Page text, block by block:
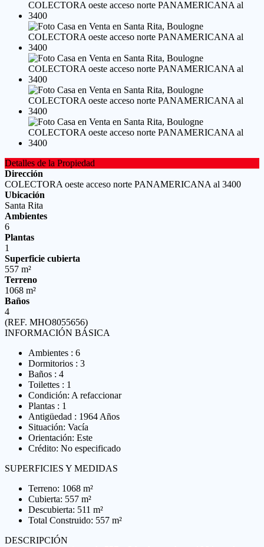
Detalles de la Propiedad
Dirección
COLECTORA oeste acceso norte PANAMERICANA al 3400
Ubicación
Santa Rita
Ambientes
6
Plantas
1
Superficie cubierta
557 m²
Terreno
1068 m²
Baños
4
(REF. MHO8055656)
INFORMACIÓN BÁSICA
Ambientes : 6
Dormitorios : 3
Baños : 4
Toilettes : 1
Condición: A refaccionar
Plantas : 1
Antigüedad : 1964 Años
Situación: Vacía
Orientación: Este
Crédito: No especificado
SUPERFICIES Y MEDIDAS
Terreno: 1068 m²
Cubierta: 557 m²
Descubierta: 511 m²
Total Construido: 557 m²
DESCRIPCIÓN